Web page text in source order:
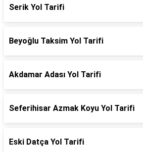
Serik Yol Tarifi
Beyoğlu Taksim Yol Tarifi
Akdamar Adası Yol Tarifi
Seferihisar Azmak Koyu Yol Tarifi
Eski Datça Yol Tarifi